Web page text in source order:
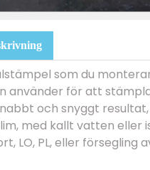
som du
använder för att
och snyggt
med kallt vatten eller
LO, PL, eller försegling